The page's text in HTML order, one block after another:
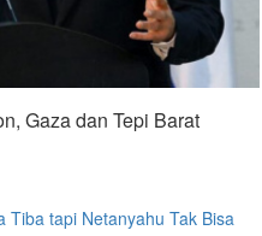
Gaza dan Tepi Barat